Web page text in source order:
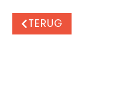
TERUG